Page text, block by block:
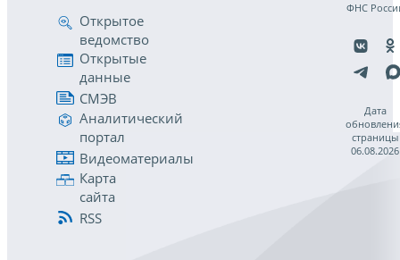
Открытое
ведомство
Открытые
данные
СМЭВ
Аналитический
портал
Видеоматериалы
Карта
сайта
RSS
ФНС
Дата
страницы
06.08.2026